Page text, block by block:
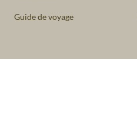
Guide de voyage